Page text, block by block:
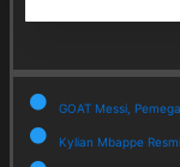
GOAT Messi,
Kylian Mbappe